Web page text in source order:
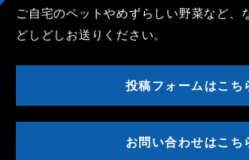
ご自宅のペットやめずらしい野菜など、
どしどしお送りください。
投稿フォームはこち
お問い合わせはこち